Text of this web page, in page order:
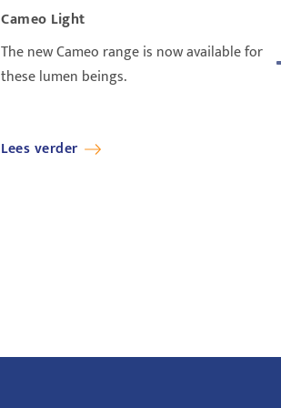
Cameo Light
The new Cameo range is now available for
these lumen beings.
Lees verder